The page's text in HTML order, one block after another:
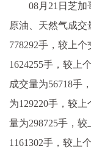
08月21日芝
原油、天然气成
778292手，较上
1624255手，较上
成交量为56718手
为129220手，较
量为298725手，
1161302手，较上